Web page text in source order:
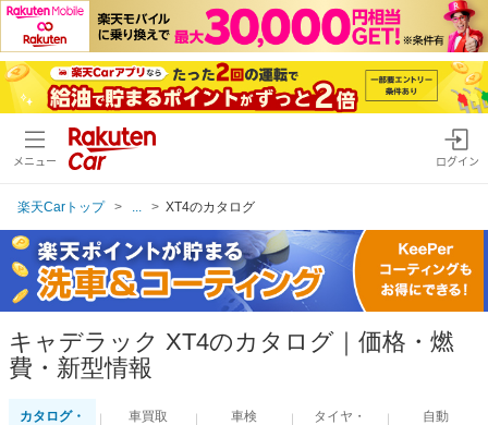
メニュー ログイン
楽天Carトップ XT4のカタログ
キャデラック XT4のカタログ｜価格・燃
費・新型情報
カタログ・
車買取
車検
タイヤ・
自動